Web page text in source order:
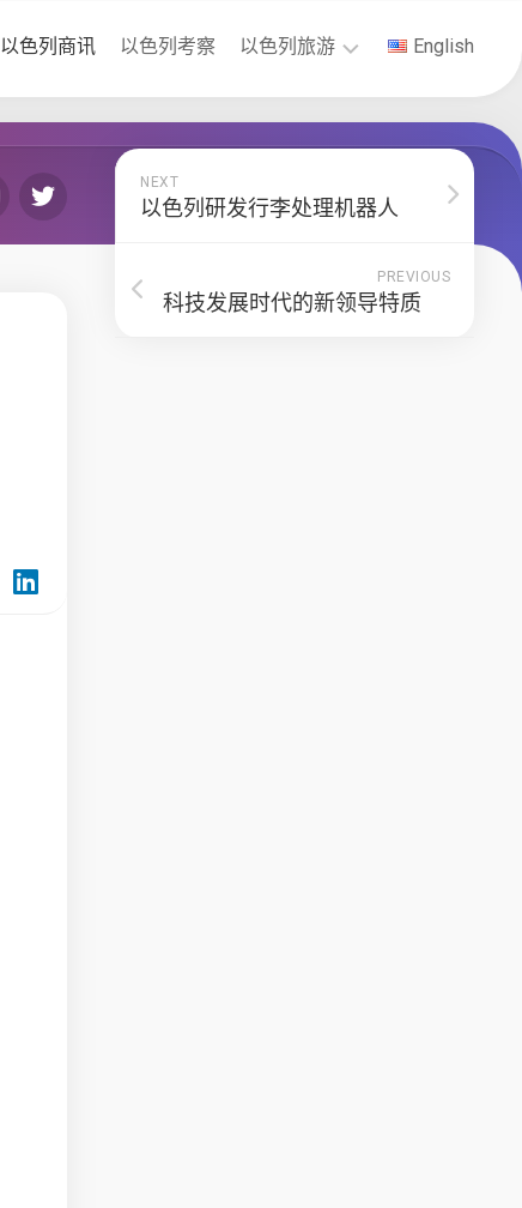
以色列商讯 以色列考察 以色列旅游
以
色
签
证
English
NEXT
以色列研发行李处理机器人
PREVIOUS
科技发展时代的新领导特质